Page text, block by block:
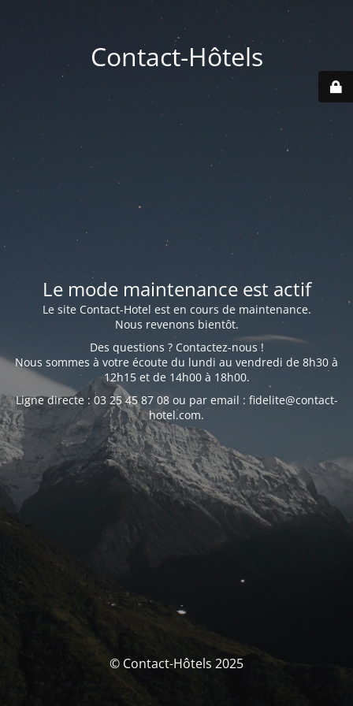
Contact-Hôtels
Le mode maintenance est actif
Le site Contact-Hotel est en cours de maintenance.
Nous revenons bientôt.
Des questions ? Contactez-nous !
Nous sommes à votre écoute du lundi au vendredi de 8h30 à
12h15 et de 14h00 à 18h00.
Ligne directe : 03 25 45 87 08 ou par email : fidelite@contact-
hotel.com.
© Contact-Hôtels 2025